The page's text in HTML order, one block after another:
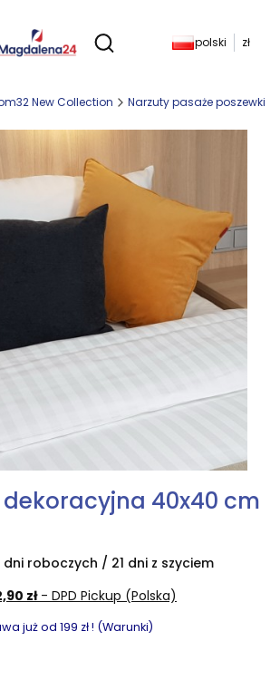
Otwórz wyszukiwarkę
Produkty w
polski zł
New Collection Narzuty pasaże poszewki
dekoracyjna 40x40 cm
dni roboczych / 21 dni z szyciem
zł- DPD Pickup (Polska)
już od 199 zł ! (Warunki)